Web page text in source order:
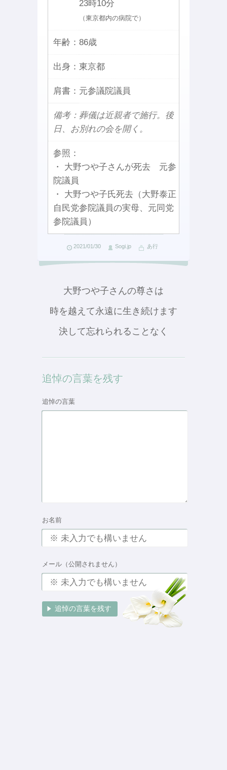
23時10分
（東京都内の病院で）
年齢： 86歳
出身： 東京都
肩書： 元参議院議員
備考：葬儀は近親者で施行。後
日、お別れの会を開く。
参照：
・ 大野つや子さんが死去 元参
院議員
・ 大野つや子氏死去（大野泰正
自民党参院議員の実母、元同党
参院議員）
2021/01/30 Sogi.jp あ行
大野つや子さんの尊さは
時を越えて永遠に生き続けます
決して忘れられることなく
追悼の言葉を残す
追悼の言葉
お名前
メール（公開されません）